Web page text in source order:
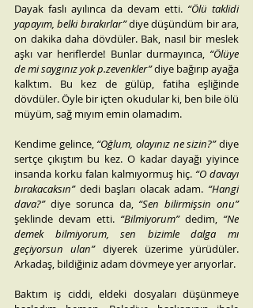
Dayak faslı ayılınca da devam etti. “Ölü taklidi
yapayım, belki bırakırlar” diye düşündüm bir ara,
on dakika daha dövdüler. Bak, nasıl bir meslek
aşkı var heriflerde! Bunlar durmayınca, “Ölüye
de mi saygınız yok p.zevenkler” diye bağırıp ayağa
kalktım. Bu kez de gülüp, fatiha eşliğinde
dövdüler. Öyle bir içten okudular ki, ben bile ölü
müyüm, sağ mıyım emin olamadım.
Kendime gelince, “Oğlum, olayınız ne sizin?” diye
sertçe çıkıştım bu kez. O kadar dayağı yiyince
insanda korku falan kalmıyormuş hiç. “O davayı
bırakacaksın” dedi başları olacak adam. “Hangi
dava?” diye sorunca da, “Sen bilirmişsin onu”
şeklinde devam etti. “Bilmiyorum” dedim, “Ne
demek bilmiyorum, sen bizimle dalga mı
geçiyorsun ulan” diyerek üzerime yürüdüler.
Arkadaş, bildiğiniz adam dövmeye yer arıyorlar.
Baktım iş ciddi, eldeki dosyaları düşünmeye